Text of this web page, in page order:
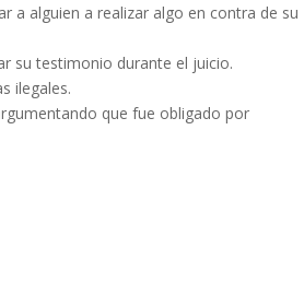
a alguien a realizar algo en contra de su
su testimonio durante el juicio.
ilegales.
que fue obligado por